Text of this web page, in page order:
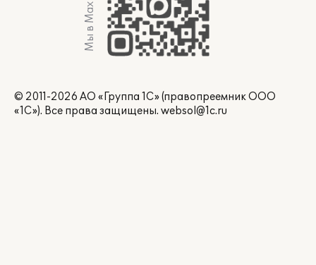
Мы в Max
© 2011-2026 АО «Группа 1С» (правопреемник ООО
«1С»). Все права защищены. websol@1c.ru